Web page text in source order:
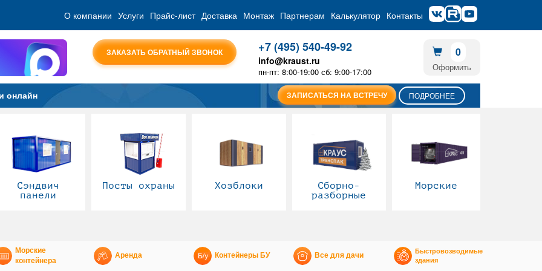
О компании Услуги Прайс-лист Доставка Монтаж Партнерам Калькулятор Контакты
ЗАКАЗАТЬ ОБРАТНЫЙ ЗВОНОК +7 (495) 540-49-92
info@kraust.ru
пн-пт: 8:00-19:00 сб: 9:00-17:00
0
Оформить
онлайн ЗАПИСАТЬСЯ НА ВСТРЕЧУ ПОДРОБНЕЕ
Сэндвич
панели
Посты охраны Хозблоки
Сборно-
разборные
Морские
Морские
контейнера
Аренда Контейнеры БУ Все для дачи
Быстровозводимые
здания